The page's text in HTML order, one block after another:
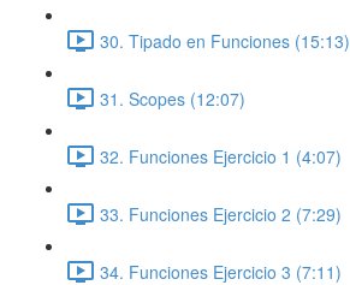
30. Tipado en Funciones (15:13)
31. Scopes (12:07)
32. Funciones Ejercicio 1 (4:07)
33. Funciones Ejercicio 2 (7:29)
34. Funciones Ejercicio 3 (7:11)